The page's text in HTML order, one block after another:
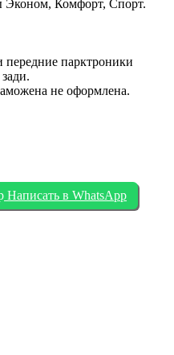
Эконом, Комфорт, Спорт.
передние парктроники
не оформлена.
Написать в WhatsApp